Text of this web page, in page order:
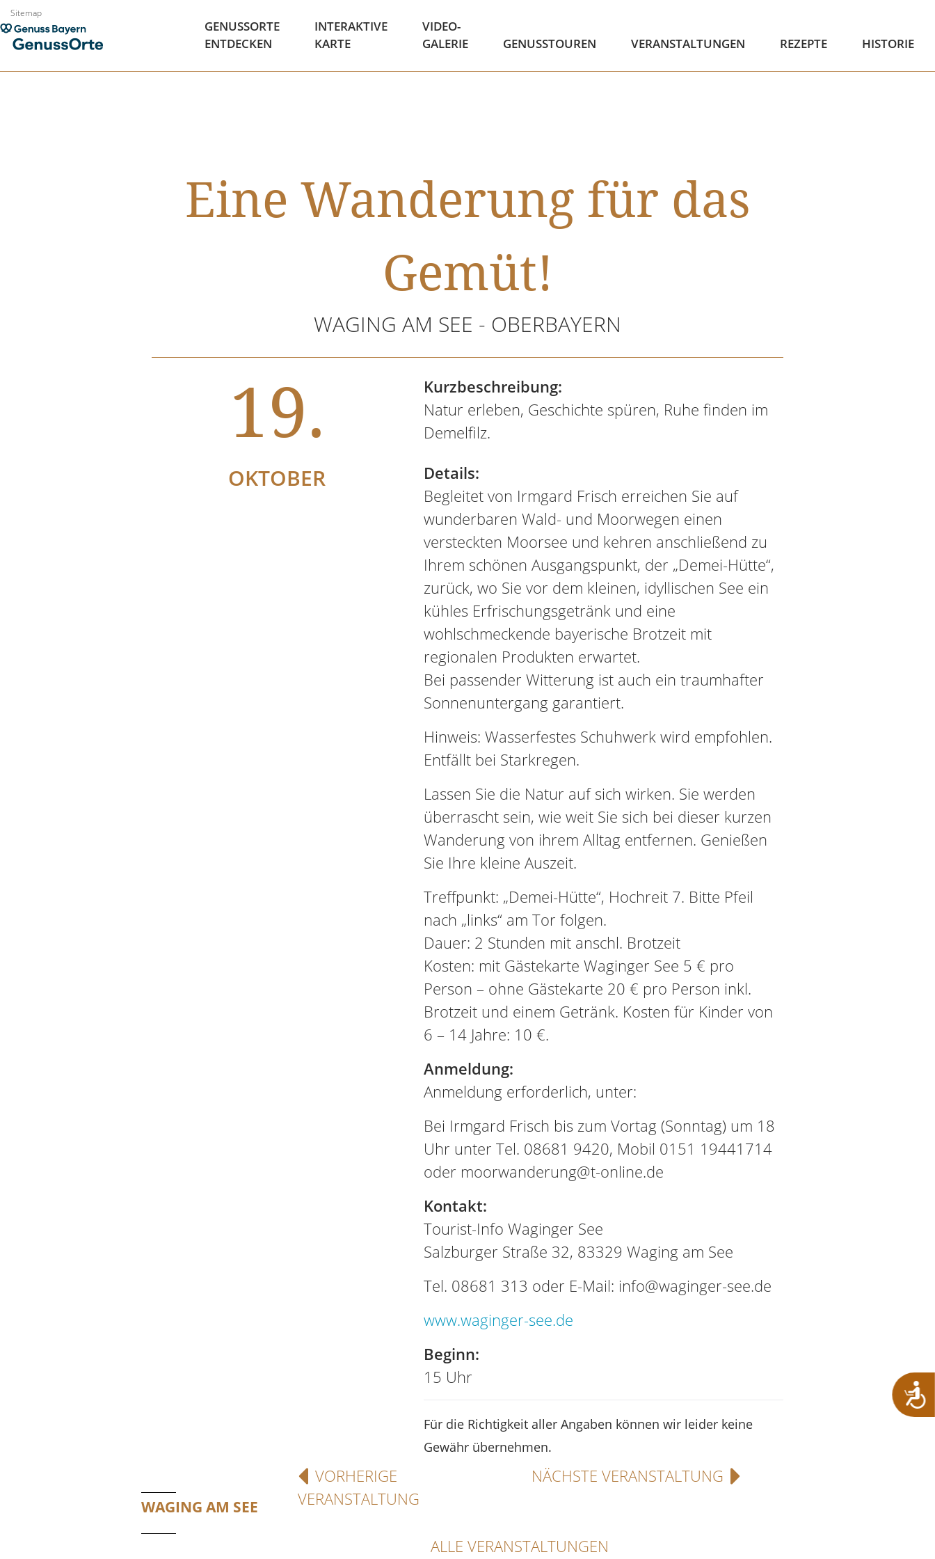
Zum
Inhalt
springen
Sitemap
GENUSSORTE
ENTDECKEN
INTERAKTIVE
KARTE
VIDEO-
GALERIE
GENUSSTOUREN VERANSTALTUNGEN REZEPTE HISTORIE
Eine Wanderung für das
Gemüt!
WAGING AM SEE - OBERBAYERN
19.
OKTOBER
Kurzbeschreibung:
Natur erleben, Geschichte spüren, Ruhe finden im
Demelfilz.
Details:
Begleitet von Irmgard Frisch erreichen Sie auf
wunderbaren Wald- und Moorwegen einen
versteckten Moorsee und kehren anschließend zu
Ihrem schönen Ausgangspunkt, der „Demei-Hütte“,
zurück, wo Sie vor dem kleinen, idyllischen See ein
kühles Erfrischungsgetränk und eine
wohlschmeckende bayerische Brotzeit mit
regionalen Produkten erwartet.
Bei passender Witterung ist auch ein traumhafter
Sonnenuntergang garantiert.
Hinweis: Wasserfestes Schuhwerk wird empfohlen.
Entfällt bei Starkregen.
Lassen Sie die Natur auf sich wirken. Sie werden
überrascht sein, wie weit Sie sich bei dieser kurzen
Wanderung von ihrem Alltag entfernen. Genießen
Sie Ihre kleine Auszeit.
Treffpunkt: „Demei-Hütte“, Hochreit 7. Bitte Pfeil
nach „links“ am Tor folgen.
Dauer: 2 Stunden mit anschl. Brotzeit
Kosten: mit Gästekarte Waginger See 5 € pro
Person – ohne Gästekarte 20 € pro Person inkl.
Brotzeit und einem Getränk. Kosten für Kinder von
6 – 14 Jahre: 10 €.
Anmeldung:
Anmeldung erforderlich, unter:
Bei Irmgard Frisch bis zum Vortag (Sonntag) um 18
Uhr unter Tel. 08681 9420, Mobil 0151 19441714
oder moorwanderung@t-online.de
Kontakt:
Tourist-Info Waginger See
Salzburger Straße 32, 83329 Waging am See
Tel. 08681 313 oder E-Mail: info@waginger-see.de
www.waginger-see.de
Beginn:
15 Uhr
Für die Richtigkeit aller Angaben können wir leider keine
Gewähr übernehmen.
WAGING AM SEE
VORHERIGE
VERANSTALTUNG
NÄCHSTE VERANSTALTUNG
ALLE VERANSTALTUNGEN